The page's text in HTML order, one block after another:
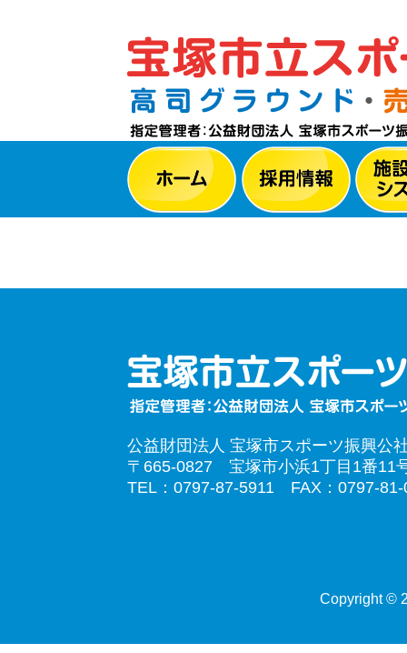
公益財団法人 宝塚市スポーツ振興公
〒665-0827 宝塚市小浜1丁目1番11
TEL：0797-87-5911 FAX：0797-81-
Copyright ©